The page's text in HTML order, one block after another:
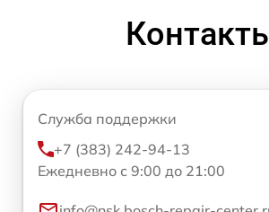
Служба поддержки
+7 (383) 242-94-13
Ежедневно с 9:00 до 21:00